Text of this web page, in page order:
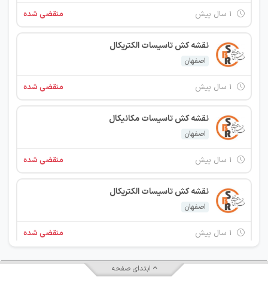
منقضی شده
نقشه کش تاسیسات الکتریکال
اصفهان
منقضی شده
نقشه کش تاسیسات مکانیکال
اصفهان
منقضی شده
نقشه کش تاسیسات الکتریکال
اصفهان
منقضی شده
نقشه کش تاسیسات مکانیکال
ابتدای صفحه